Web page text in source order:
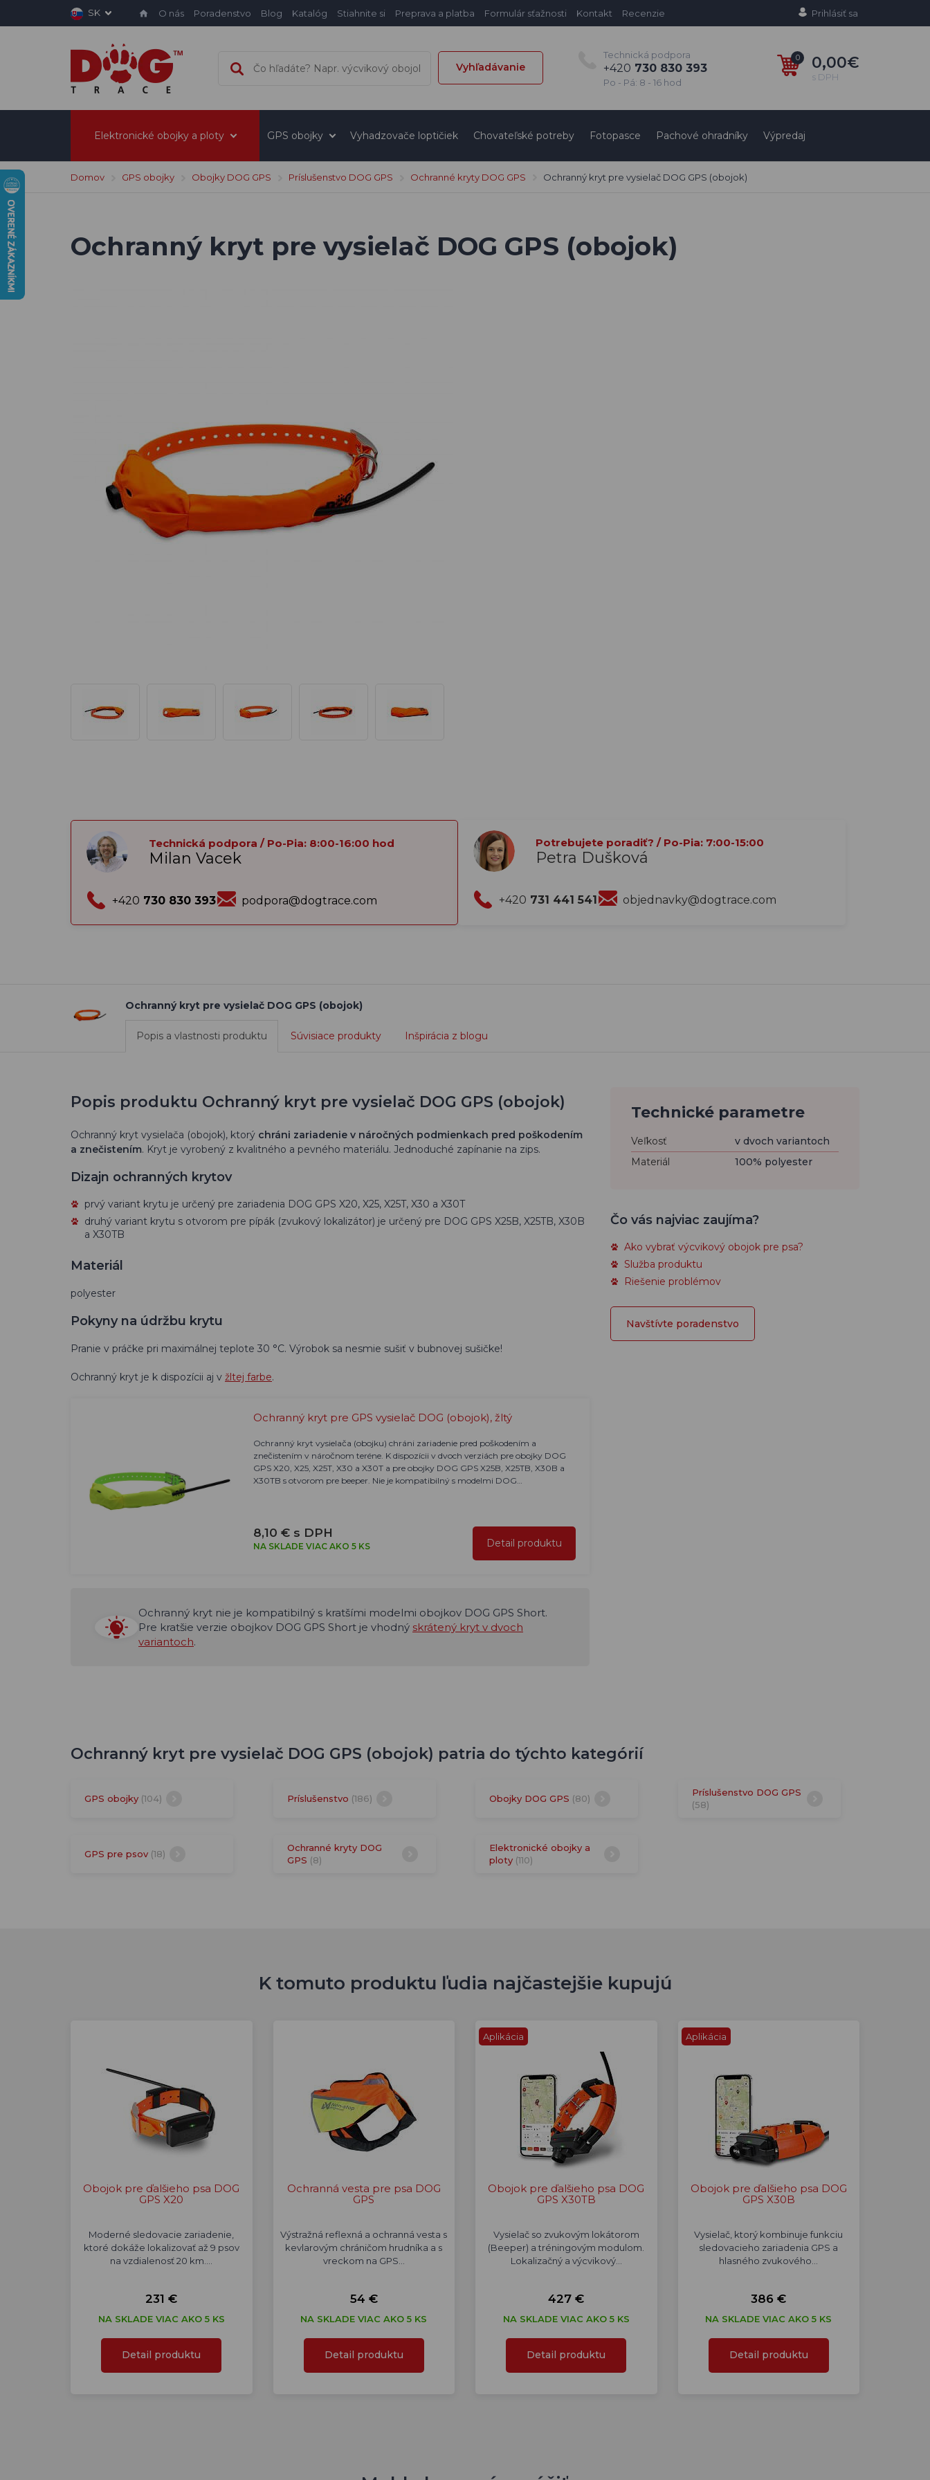
SK O nás Poradenstvo Blog Katalóg Stiahnite si Preprava a platba Formulár sťažnosti Kontakt Recenzie Prihlásiť sa
Vyhľadávanie
Technická podpora
+420 730 830 393
Po - Pá: 8 - 16 hod
0 0,00€
s DPH
Elektronické obojky a ploty GPS obojky Vyhadzovače loptičiek Chovateľské potreby Fotopasce Pachové ohradníky Výpredaj
Domov GPS obojky Obojky DOG GPS Príslušenstvo DOG GPS Ochranné kryty DOG GPS Ochranný kryt pre vysielač DOG GPS (obojok)
Ochranný kryt pre vysielač DOG GPS (obojok)
Technická podpora / Po-Pia: 8:00-16:00 hod
Milan Vacek
+420 730 830 393 podpora@dogtrace.com
Potrebujete poradiť? / Po-Pia: 7:00-15:00
Petra Dušková
+420 731 441 541 objednavky@dogtrace.com
Ochranný kryt pre vysielač DOG GPS (obojok)
Popis a vlastnosti produktu Súvisiace produkty Inšpirácia z blogu
Popis produktu Ochranný kryt pre vysielač DOG GPS (obojok)
Ochranný kryt vysielača (obojok), ktorý chráni zariadenie v náročných podmienkach pred poškodením
a znečistením. Kryt je vyrobený z kvalitného a pevného materiálu. Jednoduché zapínanie na zips.
Dizajn ochranných krytov
prvý variant krytu je určený pre zariadenia DOG GPS X20, X25, X25T, X30 a X30T
druhý variant krytu s otvorom pre pípák (zvukový lokalizátor) je určený pre DOG GPS X25B, X25TB, X30B
a X30TB
Materiál
polyester
Pokyny na údržbu krytu
Pranie v práčke pri maximálnej teplote 30 °C. Výrobok sa nesmie sušiť v bubnovej sušičke!
Ochranný kryt je k dispozícii aj v žltej farbe.
Ochranný kryt pre GPS vysielač DOG (obojok), žltý
Ochranný kryt vysielača (obojku) chráni zariadenie pred poškodením a
znečistením v náročnom teréne. K dispozícii v dvoch verziách pre obojky DOG
GPS X20, X25, X25T, X30 a X30T a pre obojky DOG GPS X25B, X25TB, X30B a
X30TB s otvorom pre beeper. Nie je kompatibilný s modelmi DOG…
8,10 € s DPH
NA SKLADE VIAC AKO 5 KS Detail produktu
Ochranný kryt nie je kompatibilný s kratšími modelmi obojkov DOG GPS Short.
Pre kratšie verzie obojkov DOG GPS Short je vhodný skrátený kryt v dvoch
variantoch.
Technické parametre
Veľkosť
v dvoch variantoch
Materiál
100% polyester
Čo vás najviac zaujíma?
Ako vybrať výcvikový obojok pre psa?
Služba produktu
Riešenie problémov
Navštívte poradenstvo
Ochranný kryt pre vysielač DOG GPS (obojok) patria do týchto kategórií
GPS obojky (104) Príslušenstvo (186) Obojky DOG GPS (80)
Príslušenstvo DOG GPS
(58)
GPS pre psov (18)
Ochranné kryty DOG
GPS (8)
Elektronické obojky a
ploty (110)
K tomuto produktu ľudia najčastejšie kupujú
Obojok pre ďalšieho psa DOG
GPS X20
Moderné sledovacie zariadenie,
ktoré dokáže lokalizovať až 9 psov
na vzdialenosť 20 km.…
231 €
NA SKLADE VIAC AKO 5 KS
Detail produktu
Ochranná vesta pre psa DOG
GPS
Výstražná reflexná a ochranná vesta s
kevlarovým chráničom hrudníka a s
vreckom na GPS…
54 €
NA SKLADE VIAC AKO 5 KS
Detail produktu
Aplikácia
Obojok pre ďalšieho psa DOG
GPS X30TB
Vysielač so zvukovým lokátorom
(Beeper) a tréningovým modulom.
Lokalizačný a výcvikový…
427 €
NA SKLADE VIAC AKO 5 KS
Detail produktu
Aplikácia
Obojok pre ďalšieho psa DOG
GPS X30B
Vysielač, ktorý kombinuje funkciu
sledovacieho zariadenia GPS a
hlasného zvukového…
386 €
NA SKLADE VIAC AKO 5 KS
Detail produktu